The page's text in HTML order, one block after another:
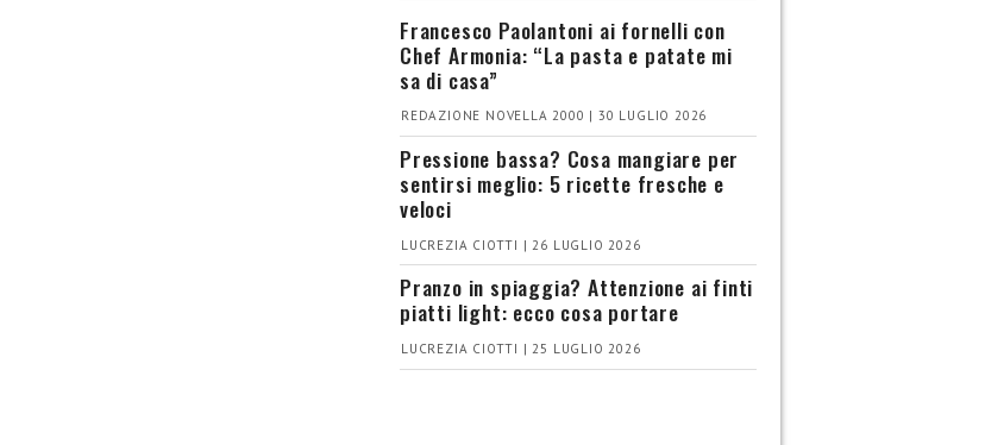
Francesco Paolantoni ai fornelli con
Chef Armonia: “La pasta e patate mi
sa di casa”
REDAZIONE NOVELLA 2000 | 30 LUGLIO 2026
Pressione bassa? Cosa mangiare per
sentirsi meglio: 5 ricette fresche e
veloci
LUCREZIA CIOTTI | 26 LUGLIO 2026
Pranzo in spiaggia? Attenzione ai finti
piatti light: ecco cosa portare
LUCREZIA CIOTTI | 25 LUGLIO 2026